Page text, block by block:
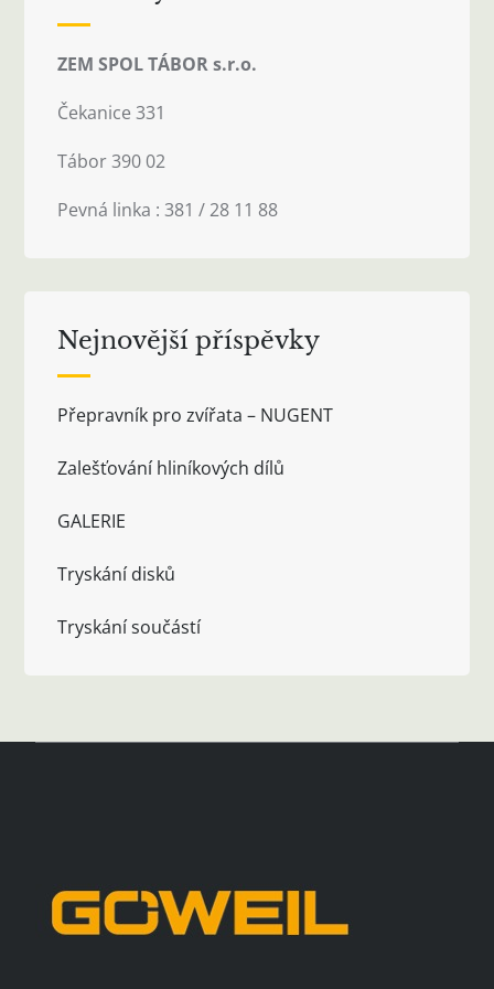
ZEM SPOL TÁBOR s.r.o.
Čekanice 331
Tábor 390 02
Pevná linka : 381 / 28 11 88
Nejnovější příspěvky
Přepravník pro zvířata – NUGENT
Zalešťování hliníkových dílů
GALERIE
Tryskání disků
Tryskání součástí